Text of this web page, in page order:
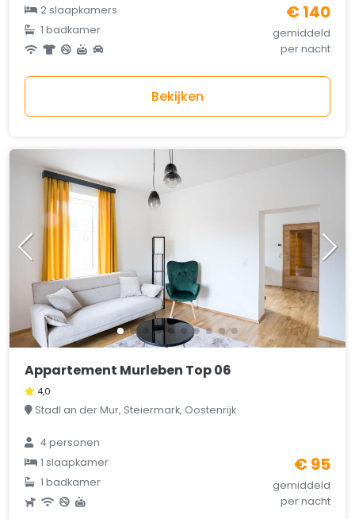
2 slaapkamers
1 badkamer
€ 140
gemiddeld
per nacht
Bekijken
Appartement Murleben Top 06
4,0
Stadl an der Mur, Steiermark, Oostenrijk
4 personen
1 slaapkamer
1 badkamer
€ 95
gemiddeld
per nacht